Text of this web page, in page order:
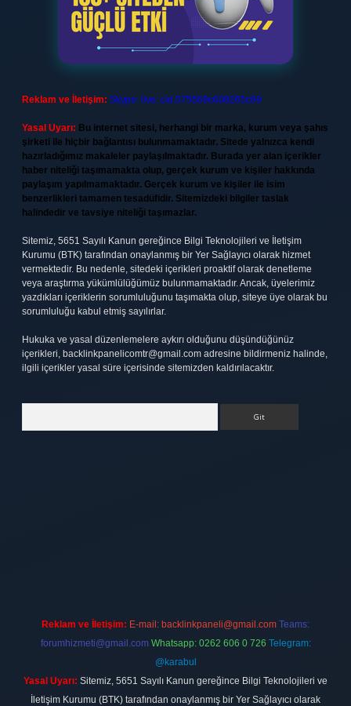
Reklam ve İletişim: Skype: live:.cid.575569c608265c69
Yasal Uyarı: Bu internet sitesi, herhangi bir marka, kurum veya şahıs
şirketi ile hiçbir bağlantısı bulunmamaktadır. Sitede yalnızca kendi
hazırladığımız makaleler paylaşılmaktadır. Burada yer alan içerikler
haber niteliği taşımamakta olup, gerçek kurum ve kişiler hakkında
paylaşım yapılmamaktadır. Gerçek kurum ve kişiler ile isim
benzerlikleri tamamen tesadüfidir. Sitemizdeki bilgiler taslak
halindedir ve tavsiye niteliği taşımazlar.
Sitemiz, 5651 Sayılı Kanun gereğince Bilgi Teknolojileri ve İletişim
Kurumu (BTK) tarafından onaylanmış bir Yer Sağlayıcı olarak hizmet
vermektedir. Bu nedenle, sitedeki içerikleri proaktif olarak denetleme
veya araştırma yükümlülüğümüz bulunmamaktadır. Ancak, üyelerimiz
yazdıkları içeriklerin sorumluluğunu taşımakta olup, siteye üye olarak bu
sorumluluğu kabul etmiş sayılırlar.
Hukuka ve yasal düzenlemelere aykırı olduğunu düşündüğünüz
içerikleri, backlinkpanelicomtr@gmail.com adresine bildirmeniz halinde,
ilgili içerikler yasal süre içerisinde sitemizden kaldırılacaktır.
Reklam ve İletişim: E-mail: backlinkpaneli@gmail.com Teams:
forumhizmeti@gmail.com Whatsapp: 0262 606 0 726 Telegram:
@karabul
Yasal Uyarı: Sitemiz, 5651 Sayılı Kanun gereğince Bilgi Teknolojileri ve
İletişim Kurumu (BTK) tarafından onaylanmış bir Yer Sağlayıcı olarak